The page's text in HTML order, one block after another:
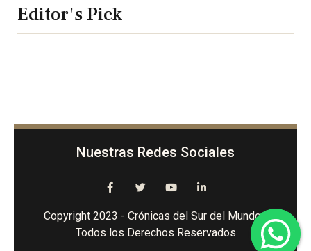
Editor's Pick
Nuestras Redes Sociales
Copyright 2023 - Crónicas del Sur del Mundo -
Todos los Derechos Reservados